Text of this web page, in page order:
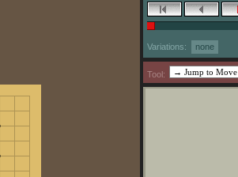
Variations: none
Tool: